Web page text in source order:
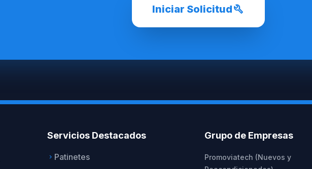
Iniciar Solicitudbuild
Servicios Destacados
keyboard_arrow_right Patinetes
Grupo de Empresas
Promoviatech (Nuevos y